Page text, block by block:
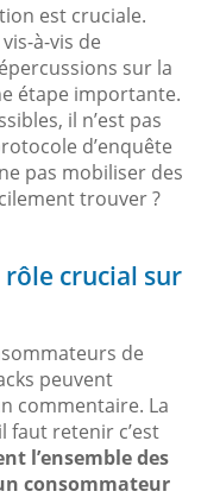
est cruciale.
à-vis de
sur la
étape importante.
il n’est pas
d’enquête
pas mobiliser des
trouver ?
rôle crucial sur
de
peuvent
commentaire. La
faut retenir c’est
l’ensemble des
consommateur